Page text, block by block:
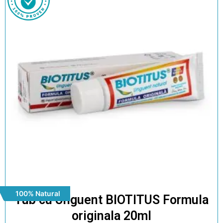
100% Natural
Tub cu Unguent BIOTITUS Formula
originala 20ml